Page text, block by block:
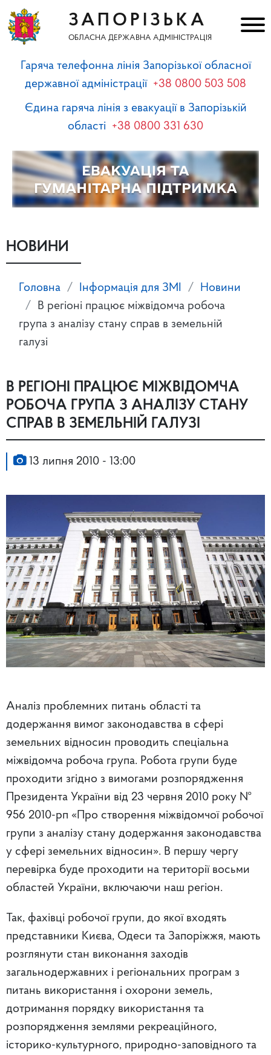
ЗАПОРІЗЬКА
ОБЛАСНА ДЕРЖАВНА АДМІНІСТРАЦІЯ
Гаряча телефонна лінія Запорізької обласної
державної адміністрації +38 0800 503 508
Єдина гаряча лінія з евакуації в Запорізькій
області +38 0800 331 630
НОВИНИ
Головна Інформація для ЗМІ
Новини
В регіоні працює міжвідомча робоча
група з аналізу стану справ в земельній
галузі
В РЕГІОНІ ПРАЦЮЄ МІЖВІДОМЧА
РОБОЧА ГРУПА З АНАЛІЗУ СТАНУ
СПРАВ В ЗЕМЕЛЬНІЙ ГАЛУЗІ
13 липня 2010 - 13:00
Аналіз проблемних питань області та
додержання вимог законодавства в сфері
земельних відносин проводить спеціальна
міжвідомча робоча група. Робота групи буде
проходити згідно з вимогами розпорядження
Президента України від 23 червня 2010 року №
956 2010-рп «Про створення міжвідомчої робочої
групи з аналізу стану додержання законодавства
у сфері земельних відносин». В першу чергу
перевірка буде проходити на території восьми
областей України, включаючи наш регіон.
Так, фахівці робочої групи, до якої входять
представники Києва, Одеси та Запоріжжя, мають
розглянути стан виконання заходів
загальнодержавних і регіональних програм з
питань використання і охорони земель,
дотримання порядку використання та
розпорядження землями рекреаційного,
історико-культурного, природно-заповідного та